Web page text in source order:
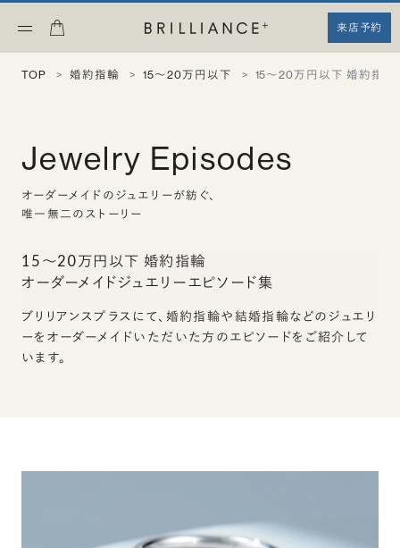
来店予約
TOP 婚約指輪 15〜20万円以下 15〜20万円以下 婚約指輪
Jewelry Episodes
オーダーメイドのジュエリーが紡ぐ、
唯一無二のストーリー
15〜20万円以下 婚約指輪
オーダーメイドジュエリーエピソード集
ブリリアンスプラスにて、婚約指輪や結婚指輪などのジュエリ
ーをオーダーメイドいただいた方のエピソードをご紹介して
います。